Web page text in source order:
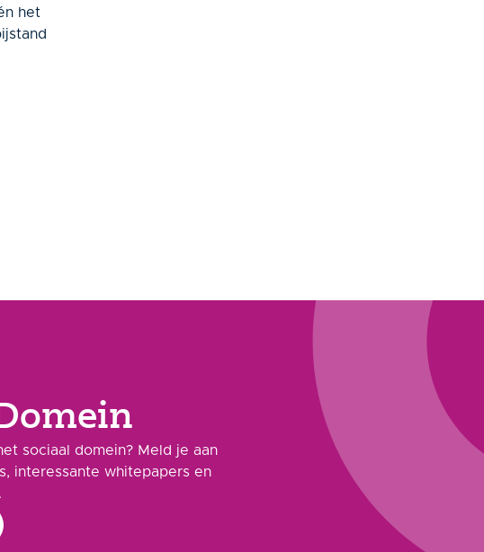
het
sociaal domein? Meld je aan
interessante whitepapers en